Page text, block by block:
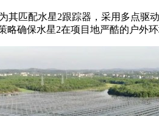
其匹配水星2跟踪器，采用多点驱
略确保水星2在项目地严酷的户外环